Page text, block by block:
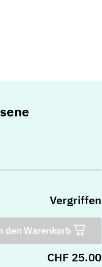
Vergriffen
den Warenkorb
CHF 25.00